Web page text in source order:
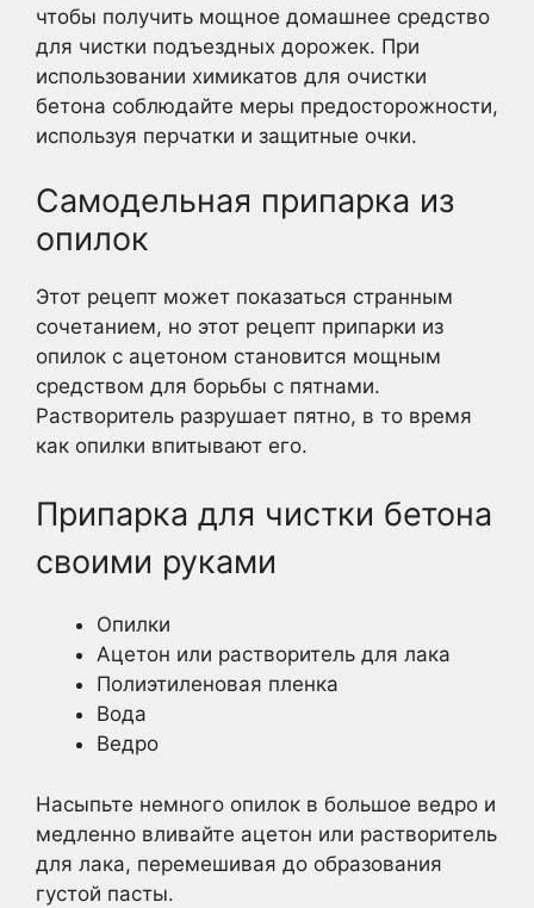
чтобы получить мощное домашнее средство
для чистки подъездных дорожек. При
использовании химикатов для очистки
бетона соблюдайте меры предосторожности,
используя перчатки и защитные очки.
Самодельная припарка из
опилок
Этот рецепт может показаться странным
сочетанием, но этот рецепт припарки из
опилок с ацетоном становится мощным
средством для борьбы с пятнами.
Растворитель разрушает пятно, в то время
как опилки впитывают его.
Припарка для чистки бетона
своими руками
Опилки
Ацетон или растворитель для лака
Полиэтиленовая пленка
Вода
Ведро
Насыпьте немного опилок в большое ведро и
медленно вливайте ацетон или растворитель
для лака, перемешивая до образования
густой пасты.